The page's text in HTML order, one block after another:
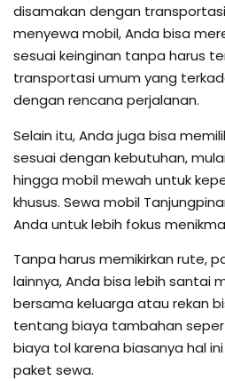
disamakan dengan
menyewa mobil, Anda bisa
sesuai keinginan tanpa harus
transportasi umum yang
dengan rencana perjalanan.
Selain itu, Anda juga bisa
sesuai dengan kebutuhan,
hingga mobil mewah untuk
khusus. Sewa mobil
Anda untuk lebih fokus
Tanpa harus memikirkan rute,
lainnya, Anda bisa lebih santai
bersama keluarga atau rekan
tentang biaya tambahan
biaya tol karena biasanya hal
paket sewa.